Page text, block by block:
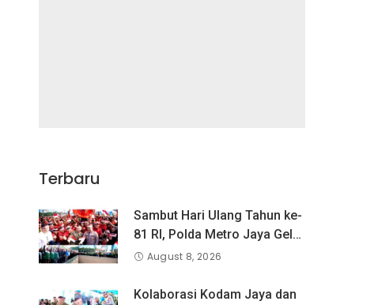
Terbaru
Sambut Hari Ulang Tahun ke-
81 RI, Polda Metro Jaya Gelar
Apel Kebangsaan
August 8, 2026
Kolaborasi Kodam Jaya dan